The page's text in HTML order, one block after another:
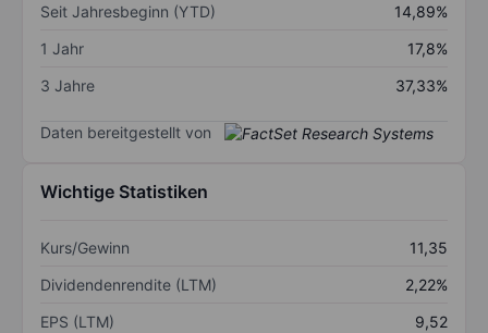
Seit Jahresbeginn (YTD)
14,89%
1 Jahr
17,8%
3 Jahre
37,33%
Daten bereitgestellt von
Wichtige Statistiken
Kurs/Gewinn
11,35
Dividendenrendite (LTM)
2,22%
EPS (LTM)
9,52